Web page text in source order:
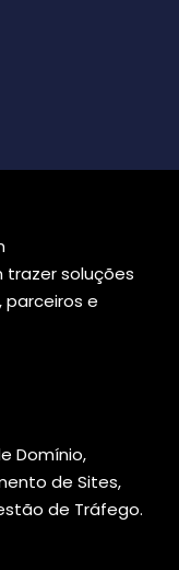
soluções
parceiros e
Domínio,
de Sites,
de Tráfego.